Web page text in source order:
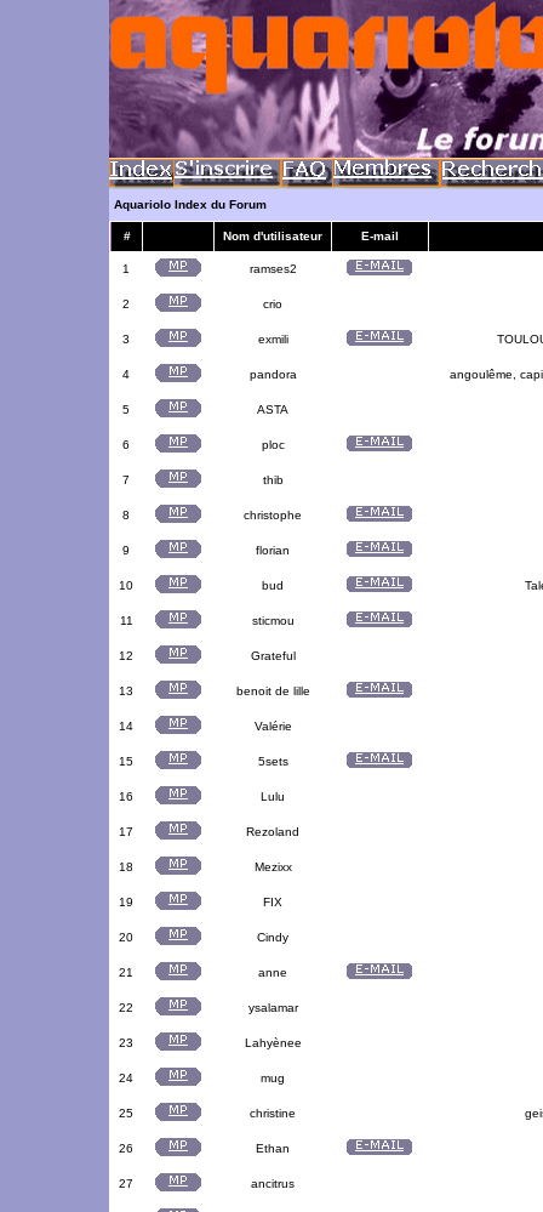
Aquariolo Index du Forum
# Nom d'utilisateur E-mail
1 ramses2
2 crio
3 exmili
4 pandora angoulême,
5 ASTA
6 ploc
7 thib
8 christophe
9 florian
10 bud
11 sticmou
12 Grateful
13 benoit de lille
14 Valérie
15 5sets
16 Lulu
17 Rezoland
18 Mezixx
19 FIX
20 Cindy
21 anne
22 ysalamar
23 Lahyènee
24 mug
25 christine
26 Ethan
27 ancitrus